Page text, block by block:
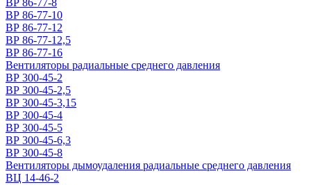
ВР 86-77-8
ВР 86-77-10
ВР 86-77-12
ВР 86-77-12,5
ВР 86-77-16
Вентиляторы радиальные среднего давления
ВР 300-45-2
ВР 300-45-2,5
ВР 300-45-3,15
ВР 300-45-4
ВР 300-45-5
ВР 300-45-6,3
ВР 300-45-8
Вентиляторы дымоудаления радиальные среднего давления
ВЦ 14-46-2